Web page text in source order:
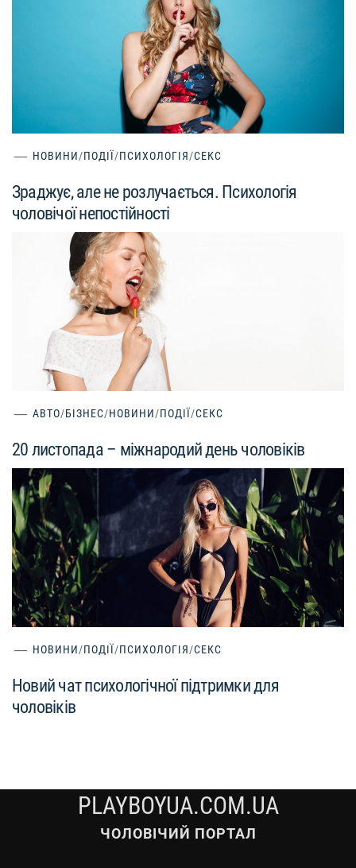
НОВИНИ/ПОДІЇ/ПСИХОЛОГІЯ/СЕКС
Зраджує, але не розлучається. Психологія
чоловічої непостійності
АВТО/БІЗНЕС/НОВИНИ/ПОДІЇ/СЕКС
20 листопада – міжнародий день чоловіків
НОВИНИ/ПОДІЇ/ПСИХОЛОГІЯ/СЕКС
Новий чат психологічної підтримки для
чоловіків
PLAYBOYUA.COM.UA
ЧОЛОВІЧИЙ ПОРТАЛ